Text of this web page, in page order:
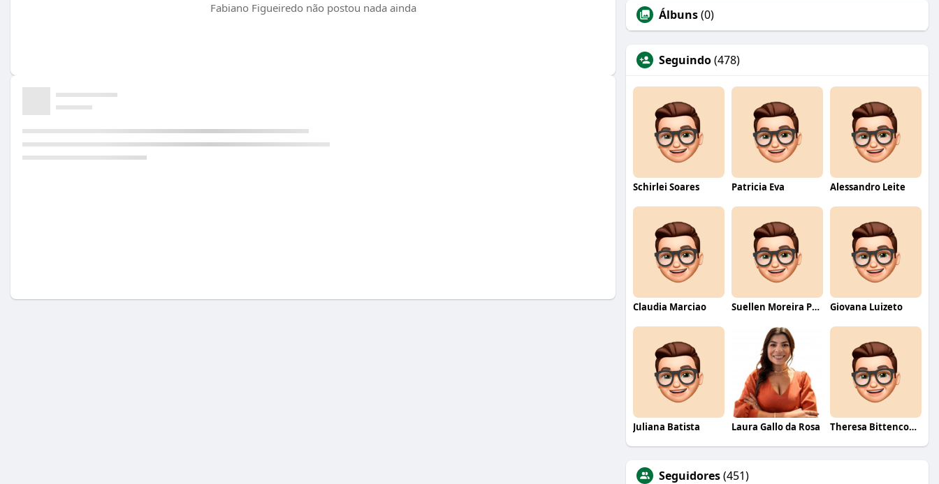
Fabiano Figueiredo não postou nada ainda Álbuns(0)
Seguindo(478)
Schirlei Soares Patricia Eva Alessandro Leite
Claudia Marciao Suellen Moreira Parente de Oliveira Giovana Luizeto
Juliana Batista Laura Gallo da Rosa Theresa Bittencourt
Seguidores(451)